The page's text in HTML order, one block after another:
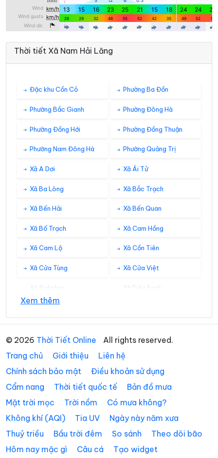
Thời tiết Xã Nam Hải Lăng
Đặc khu Cồn Cỏ Phường Ba Đồn
Phường Bắc Gianh Phường Đông Hà
Phường Đồng Hới Phường Đồng Thuận
Phường Nam Đông Hà Phường Quảng Trị
Xã A Dơi Xã Ái Tử
Xã Ba Lòng Xã Bắc Trạch
Xã Bến Hải Xã Bến Quan
Xã Bố Trạch Xã Cam Hồng
Xã Cam Lộ Xã Cồn Tiên
Xã Cửa Tùng Xã Cửa Việt
Xã Đakrông Xã Diên Sanh
Xã Hoàn Lão
Xã Hướng Hiệp Xã Hướng Lập
Xã Hướng Phùng Xã Khe Sanh
Xã Kim Điền Xã Kim Ngân
Xã Lao Bảo Xã Lệ Ninh
Xem thêm
© 2026 Thời Tiết Online
All rights reserved.
Trang chủ
Giới thiệu
Liên hệ
Chính sách bảo mật
Điều khoản sử dụng
Cẩm nang
Thời tiết quốc tế
Bản đồ mưa
Mặt trời mọc
Trời nồm
Có mưa không?
Không khí (AQI)
Tia UV
Ngày này năm xưa
Thuỷ triều
Bầu trời đêm So sánh
Theo dõi bão
Hôm nay mặc gì
Câu cá Tạo widget